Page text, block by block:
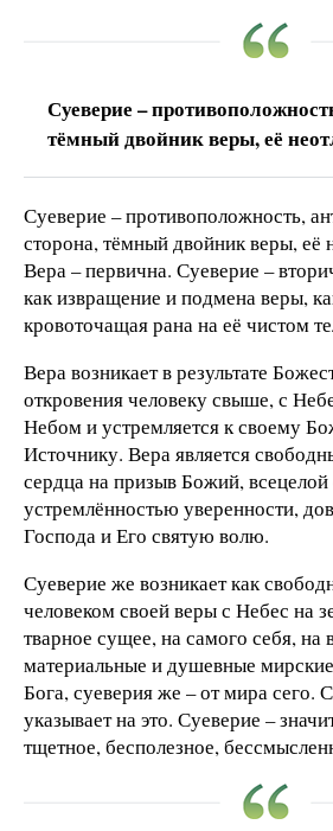
Суеверие –
тёмный двойник веры, её
Суеверие – противоположность,
сторона, тёмный двойник веры, её
Вера – первична. Суеверие –
как извращение и подмена веры,
кровоточащая рана на её чистом
Вера возникает в результате
откровения человеку свыше, с
Небом и устремляется к своему
Источнику. Вера является
сердца на призыв Божий,
устремлённостью уверенности,
Господа и Его святую волю.
Суеверие же возникает как
человеком своей веры с Небес на
тварное сущее, на самого себя, на
материальные и душевные
Бога, суеверия же – от мира сего.
указывает на это. Суеверие –
тщетное, бесполезное,